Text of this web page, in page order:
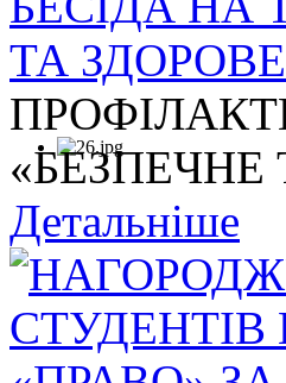
«БЕЗПЕЧНЕ
Детальніше